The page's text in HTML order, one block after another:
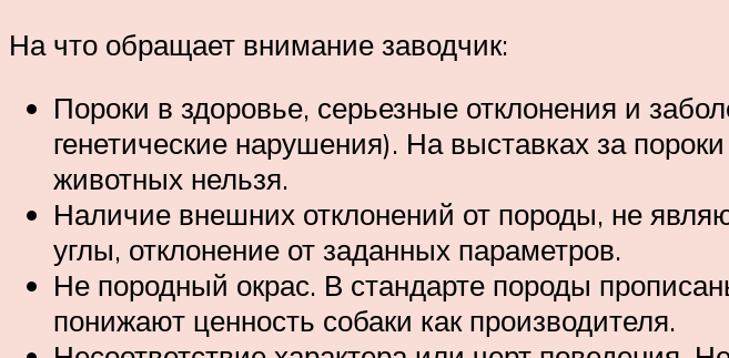
На что обращает внимание заводчик:
Пороки в здоровье, серьезные отклонения и
генетические нарушения). На выставках за
животных нельзя.
Наличие внешних отклонений от породы, не
углы, отклонение от заданных параметров.
Не породный окрас. В стандарте породы
понижают ценность собаки как производителя.